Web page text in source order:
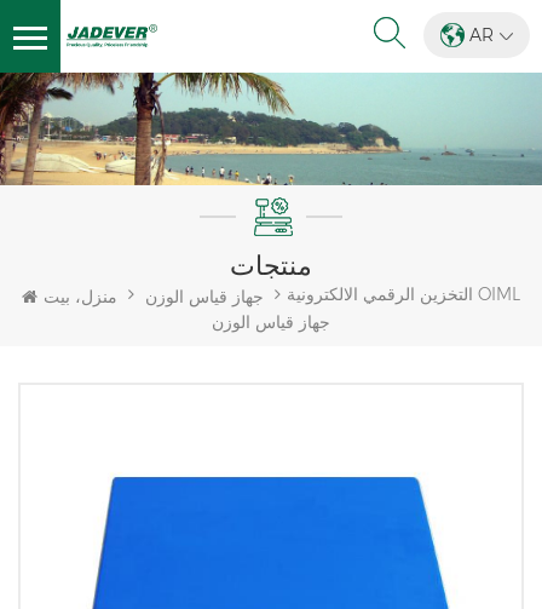
AR
منتجات
منزل، بيت جهاز قياس الوزن
التخزين الرقمي الالكترونية OIML
جهاز قياس الوزن